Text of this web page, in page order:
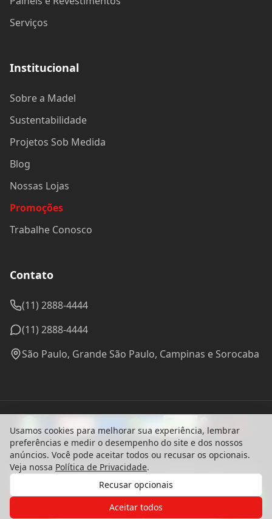
Serviços
Institucional
Sobre a Madel
Sustentabilidade
Projetos Sob Medida
Blog
Nossas Lojas
Promoções
Trabalhe Conosco
Contato
(11) 2888-4444
(11) 2888-4444
São Paulo, Grande São Paulo, Campinas e Sorocaba
© 2024 Madel Madeiras. CNPJ: 57.314.288/0001-96 - Todos os
Desenvolvido com ♥ porbounceagency
Política de PrivacidadeTermos de Uso
Gostaria de receber o contato de um
de nossos especialistas?
Usamos cookies para melhorar sua experiência, lembrar
preferências e medir o desempenho do site e dos nossos
anúncios. Você pode aceitar todos ou recusar os opcionais.
Veja nossa Política de Privacidade.
Recusar opcionais
Aceitar todos